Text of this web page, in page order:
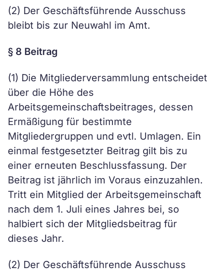
(2) Der Geschäftsführende Ausschuss
bleibt bis zur Neuwahl im Amt.
§ 8 Beitrag
(1) Die Mitgliederversammlung entscheidet
über die Höhe des
Arbeitsgemeinschaftsbeitrages, dessen
Ermäßigung für bestimmte
Mitgliedergruppen und evtl. Umlagen. Ein
einmal festgesetzter Beitrag gilt bis zu
einer erneuten Beschlussfassung. Der
Beitrag ist jährlich im Voraus einzuzahlen.
Tritt ein Mitglied der Arbeitsgemeinschaft
nach dem 1. Juli eines Jahres bei, so
halbiert sich der Mitgliedsbeitrag für
dieses Jahr.
(2) Der Geschäftsführende Ausschuss